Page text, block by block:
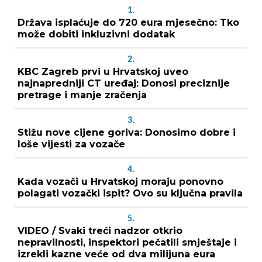
1.
Država isplaćuje do 720 eura mjesečno: Tko
može dobiti inkluzivni dodatak
2.
KBC Zagreb prvi u Hrvatskoj uveo
najnapredniji CT uređaj: Donosi preciznije
pretrage i manje zračenja
3.
Stižu nove cijene goriva: Donosimo dobre i
loše vijesti za vozače
4.
Kada vozači u Hrvatskoj moraju ponovno
polagati vozački ispit? Ovo su ključna pravila
5.
VIDEO / Svaki treći nadzor otkrio
nepravilnosti, inspektori pečatili smještaje i
izrekli kazne veće od dva milijuna eura